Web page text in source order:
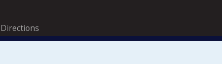
Directions
DPC